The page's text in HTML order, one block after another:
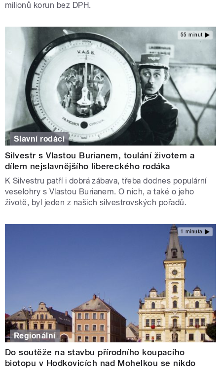
milionů korun bez DPH.
55 minut
Slavní rodáci
Silvestr s Vlastou Burianem, toulání životem a
dílem nejslavnějšího libereckého rodáka
K Silvestru patří i dobrá zábava, třeba dodnes populární
veselohry s Vlastou Burianem. O nich, a také o jeho
životě, byl jeden z našich silvestrovských pořadů.
1 minuta
Regionální
Do soutěže na stavbu přírodního koupacího
biotopu v Hodkovicích nad Mohelkou se nikdo